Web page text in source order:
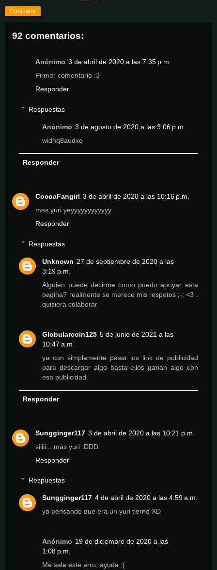
Compartir
92 comentarios:
Anónimo 3 de abril de 2020 a las 7:35 p.m.
Primer comentario :3
Responder
Respuestas
Anónimo 3 de agosto de 2020 a las 3:06 p.m.
widhq8audxq
Responder
CocoaFangirl 3 de abril de 2020 a las 10:16 p.m.
mas yuri yeyyyyyyyyyyyy
Responder
Respuestas
Unknown 27 de septiembre de 2020 a las
3:19 p.m.
Alguien puede decirme como puedo apoyar esta
pagina? realmente se merece mis respetos ;-; <3 .
quisiera colaborar
Globularcoin125 5 de junio de 2021 a las
10:47 a.m.
ya con simplemente pasar los link de publicidad
para descargar algo basta ellos ganan algo con
esa publicidad.
Responder
Sungginger117 3 de abril de 2020 a las 10:21 p.m.
siiiii... más yuri :DDD
Responder
Respuestas
Sungginger117 4 de abril de 2020 a las 4:59 a.m.
yo pensando que era un yuri tierno XD
Anónimo 19 de diciembre de 2020 a las
1:08 p.m.
Me sale este erro, ayuda :(